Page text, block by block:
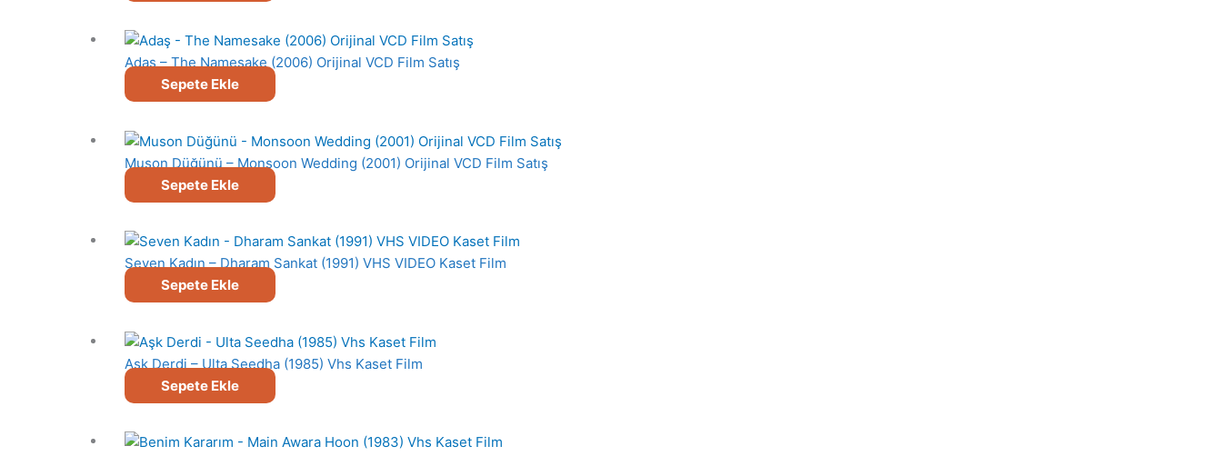
Adaş – The Namesake (2006) Orijinal VCD Film Satış
Sepete Ekle
Muson Düğünü – Monsoon Wedding (2001) Orijinal VCD Film Satış
Sepete Ekle
Seven Kadın – Dharam Sankat (1991) VHS VIDEO Kaset Film
Sepete Ekle
Aşk Derdi – Ulta Seedha (1985) Vhs Kaset Film
Sepete Ekle